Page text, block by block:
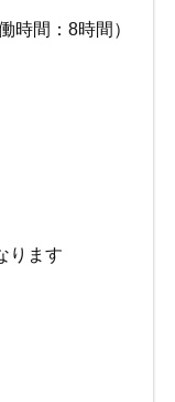
時間：8時間）
ります